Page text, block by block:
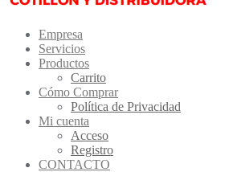
Empresa
Servicios
Productos
Carrito
Cómo Comprar
Política de Privacidad
Mi cuenta
Acceso
Registro
CONTACTO